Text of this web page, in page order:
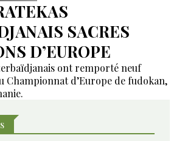
SACRES
D’EUROPE
ont remporté neuf
Championnat d’Europe de fudokan,